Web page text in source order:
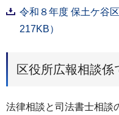
令和８年度 保土ケ谷
217KB）
区役所広報相談係
法律相談と司法書士相談